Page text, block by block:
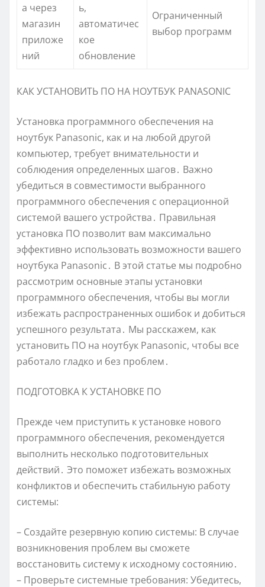
а через
магазин
приложе
ний
ь,
автоматичес
кое
обновление
Ограниченный
выбор программ
КАК УСТАНОВИТЬ ПО НА НОУТБУК PANASONIC
Установка программного обеспечения на
ноутбук Panasonic, как и на любой другой
компьютер, требует внимательности и
соблюдения определенных шагов․ Важно
убедиться в совместимости выбранного
программного обеспечения с операционной
системой вашего устройства․ Правильная
установка ПО позволит вам максимально
эффективно использовать возможности вашего
ноутбука Panasonic․ В этой статье мы подробно
рассмотрим основные этапы установки
программного обеспечения, чтобы вы могли
избежать распространенных ошибок и добиться
успешного результата․ Мы расскажем, как
установить ПО на ноутбук Panasonic, чтобы все
работало гладко и без проблем․
ПОДГОТОВКА К УСТАНОВКЕ ПО
Прежде чем приступить к установке нового
программного обеспечения, рекомендуется
выполнить несколько подготовительных
действий․ Это поможет избежать возможных
конфликтов и обеспечить стабильную работу
системы:
– Создайте резервную копию системы: В случае
возникновения проблем вы сможете
восстановить систему к исходному состоянию․
– Проверьте системные требования: Убедитесь,